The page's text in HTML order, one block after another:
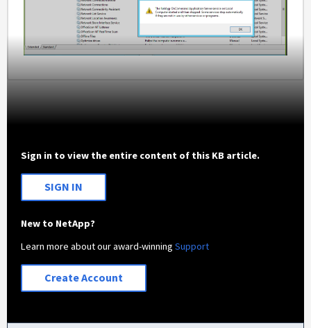
Sign in to view the entire content of this KB article.
SIGN IN
New to NetApp?
Learn more about our award-winningSupport
Create Account